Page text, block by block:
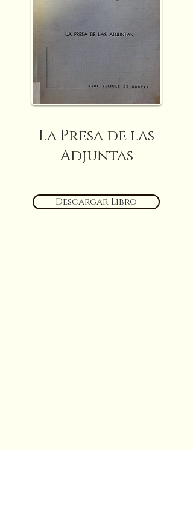
La Presa de las
Adjuntas
Descargar Libro